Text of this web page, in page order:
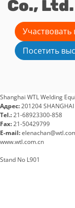
Co., Ltd.
Участвовать
Посетить
Shanghai WTL Welding
Адрес:201204
Tel.:21-68923300-858
Fax:21-50429799
E-mail:
www.wtl.com.cn
Stand No L901